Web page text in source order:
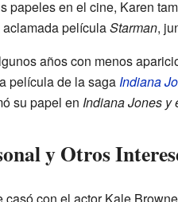
papeles en el cine, Karen
películaStarman,
años con menos
película de la sagaIndiana
su papel en Indiana Jones y
y Otros